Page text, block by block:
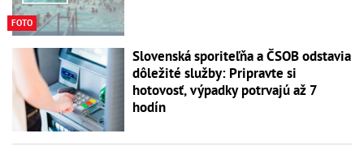
FOTO
Slovenská sporiteľňa a ČSOB odstavia
dôležité služby: Pripravte si
hotovosť, výpadky potrvajú až 7
hodín